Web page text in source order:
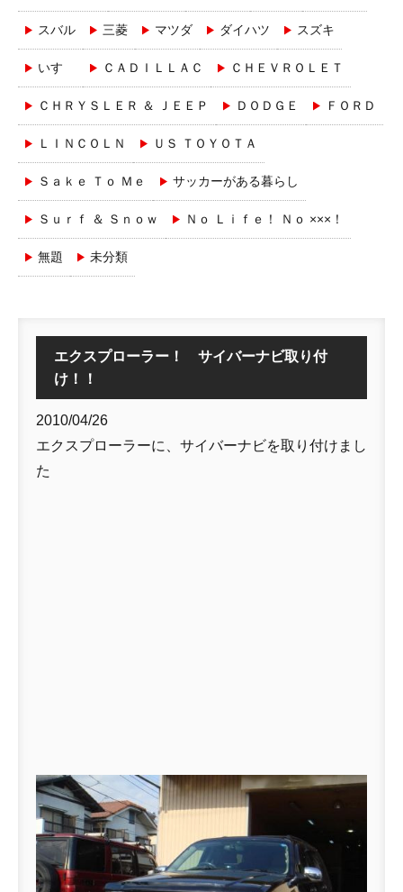
スバル 三菱 マツダ ダイハツ スズキ
いすゞ ＣＡＤＩＬＬＡＣ ＣＨＥＶＲＯＬＥＴ
ＣＨＲＹＳＬＥＲ ＆ ＪＥＥＰ ＤＯＤＧＥ ＦＯＲＤ
ＬＩＮＣＯＬＮ ＵＳ ＴＯＹＯＴＡ
Ｓａｋｅ Ｔｏ Ｍｅ サッカーがある暮らし
Ｓｕｒｆ ＆ Ｓｎｏｗ Ｎｏ Ｌｉｆｅ！ Ｎｏ ×××！
無題 未分類
エクスプローラー！ サイバーナビ取り付
け！！
2010/04/26
エクスプローラーに、サイバーナビを取り付けまし
た